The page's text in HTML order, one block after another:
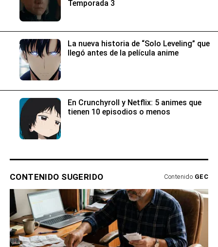
Temporada 3
La nueva historia de “Solo Leveling” que
llegó antes de la película anime
En Crunchyroll y Netflix: 5 animes que
tienen 10 episodios o menos
CONTENIDO SUGERIDO Contenido GEC